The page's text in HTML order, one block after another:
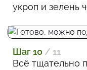
укроп и зелень
Шаг 10 / 11
Всё тщательно